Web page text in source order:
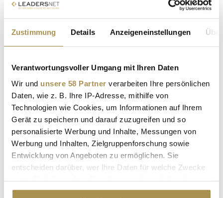
Zustimmung Details Anzeigeneinstellungen
Verantwortungsvoller Umgang mit Ihren Daten
Wir und unsere 58 Partner verarbeiten Ihre persönlichen
Daten, wie z. B. Ihre IP-Adresse, mithilfe von
Technologien wie Cookies, um Informationen auf Ihrem
Gerät zu speichern und darauf zuzugreifen und so
personalisierte Werbung und Inhalte, Messungen von
Werbung und Inhalten, Zielgruppenforschung sowie
Entwicklung von Angeboten zu ermöglichen. Sie
entscheiden darüber, wer Ihre Daten für welche Zwecke
Cookie-Erklärung oder durch Klicken auf das Privacy